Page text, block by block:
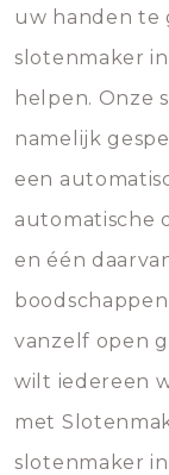
uw handen te
slotenmaker
helpen. Onze
namelijk
een
automatische
en één
vanzelf open
wilt iedereen
met
slotenmaker